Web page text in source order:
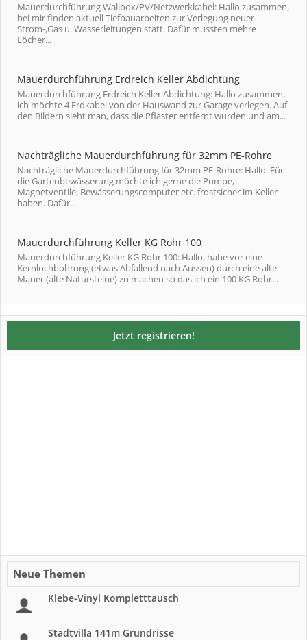
Mauerdurchführung Wallbox/PV/Netzwerkkabel: Hallo zusammen,
bei mir finden aktuell Tiefbauarbeiten zur Verlegung neuer
Strom-,Gas u. Wasserleitungen statt. Dafür mussten mehre
Löcher...
Mauerdurchführung Erdreich Keller Abdichtung
Mauerdurchführung Erdreich Keller Abdichtung: Hallo zusammen,
ich möchte 4 Erdkabel von der Hauswand zur Garage verlegen. Auf
den Bildern sieht man, dass die Pflaster entfernt wurden und am...
Nachträgliche Mauerdurchführung für 32mm PE-Rohre
Nachträgliche Mauerdurchführung für 32mm PE-Rohre: Hallo. Für
die Gartenbewässerung möchte ich gerne die Pumpe,
Magnetventile, Bewässerungscomputer etc. frostsicher im Keller
haben. Dafür...
Mauerdurchführung Keller KG Rohr 100
Mauerdurchführung Keller KG Rohr 100: Hallo, habe vor eine
Kernlochbohrung (etwas Abfallend nach Aussen) durch eine alte
Mauer (alte Natursteine) zu machen so das ich ein 100 KG Rohr...
Jetzt registrieren!
Neue Themen
Klebe-Vinyl Kompletttausch
Stadtvilla 141m Grundrisse